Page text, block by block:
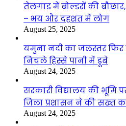
तेलगाड में बोल्डरों की
– भय और दहशत में लोग
August 25, 2025
यमुना नदी का जलस्तर फिर
निचले हिस्से पानी में डूबे
August 24, 2025
सरकारी विद्यालय की भूमि
जिला प्रशासन ने की सख्त
August 24, 2025